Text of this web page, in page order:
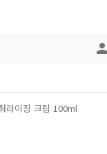
person
라이징 크림 100ml